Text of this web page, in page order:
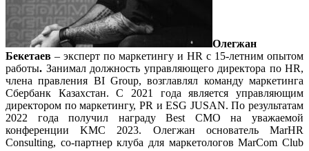
Олегжан
Бекетаев – эксперт по маркетингу и HR с 15-летним опытом
работы. Занимал должность управляющего директора по HR,
члена правления BI Group, возглавлял команду маркетинга
Сбербанк Казахстан. С 2021 года является управляющим
директором по маркетингу, PR и ESG JUSAN. По результатам
2022 года получил награду Best CMO на уважаемой
конференции KMC 2023. Олегжан основатель MarHR
Consulting, со-партнер клуба для маркетологов MarCom Club